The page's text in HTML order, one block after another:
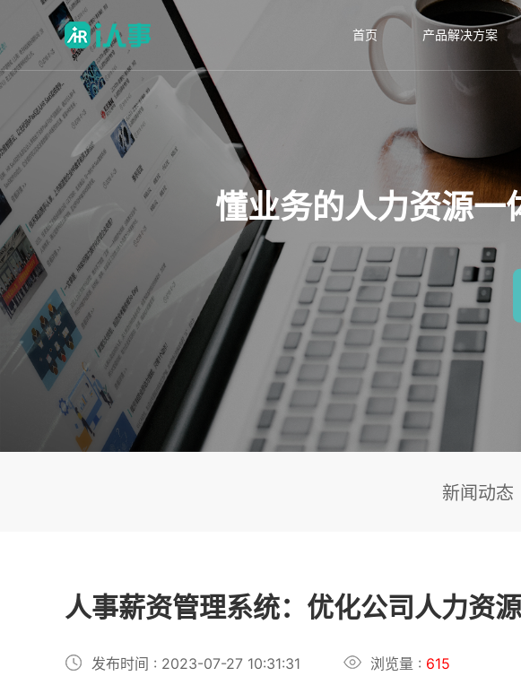
首页 产品解决方案
懂业务的人力资源一
新闻动态
人事薪资管理系统：优化公司人力资
发布时间 : 2023-07-27 10:31:31 浏览量 : 615